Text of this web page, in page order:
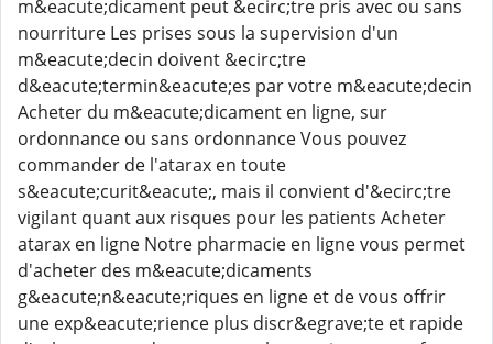
m&eacute;dicament peut &ecirc;tre pris avec ou sans
nourriture Les prises sous la supervision d'un
m&eacute;decin doivent &ecirc;tre
d&eacute;termin&eacute;es par votre m&eacute;decin
Acheter du m&eacute;dicament en ligne, sur
ordonnance ou sans ordonnance Vous pouvez
commander de l'atarax en toute
s&eacute;curit&eacute;, mais il convient d'&ecirc;tre
vigilant quant aux risques pour les patients Acheter
atarax en ligne Notre pharmacie en ligne vous permet
d'acheter des m&eacute;dicaments
g&eacute;n&eacute;riques en ligne et de vous offrir
une exp&eacute;rience plus discr&egrave;te et rapide